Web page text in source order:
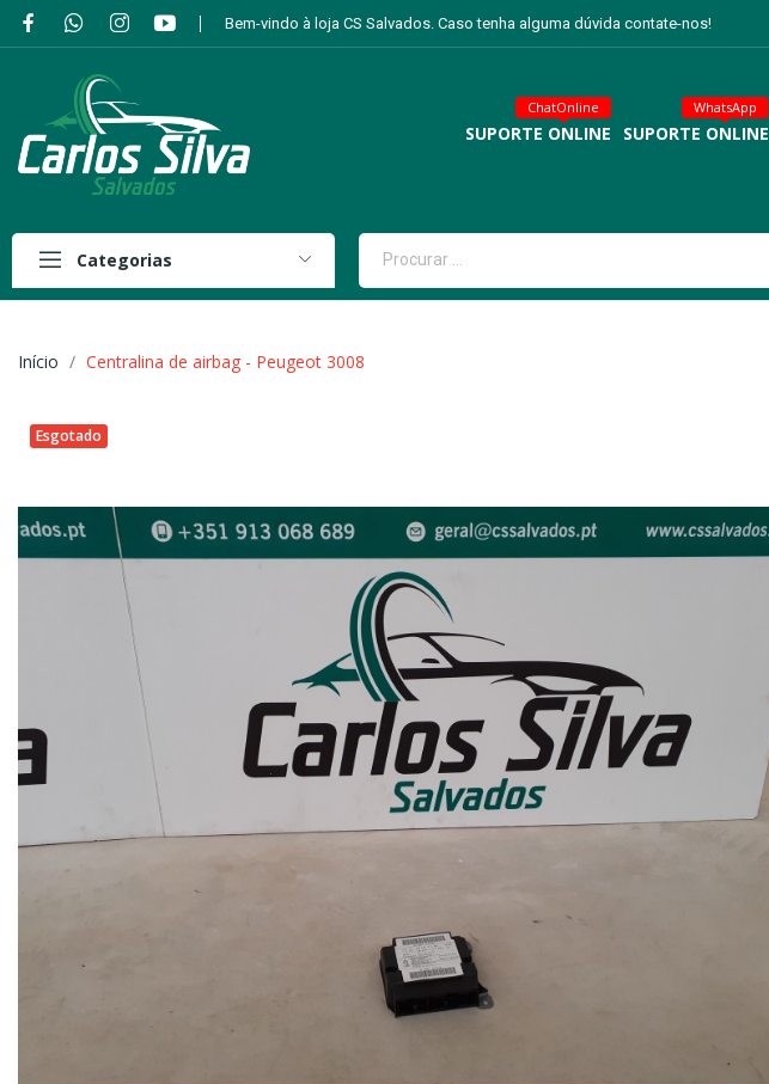
Bem-vindo à loja CS Salvados. Caso tenha alguma dúvida contate-nos!
SUPORTE ONLINE
ChatOnline
SUPORTE ONLINE
WhatsApp
Categorias
Início Centralina de airbag - Peugeot 3008
Esgotado